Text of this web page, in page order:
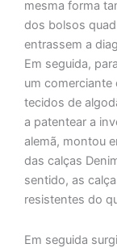
mesma forma
dos bolsos
entrassem a
Em seguida,
um comerciante
tecidos de
a patentear a
alemã, montou
das calças
sentido, as
resistentes do
Em seguida